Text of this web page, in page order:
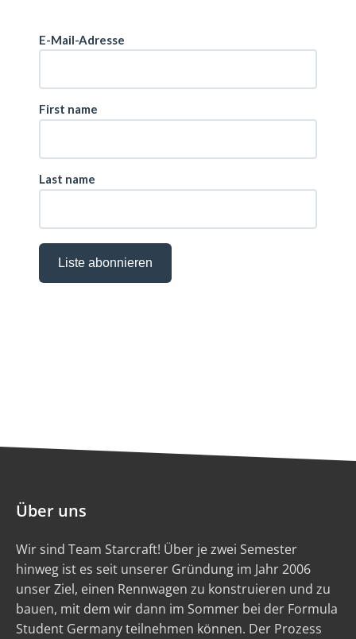
Über uns
Wir sind Team Starcraft! Über je zwei Semester
hinweg ist es seit unserer Gründung im Jahr 2006
unser Ziel, einen Rennwagen zu konstruieren und zu
bauen, mit dem wir dann im Sommer bei der Formula
Student Germany teilnehmen können. Der Prozess